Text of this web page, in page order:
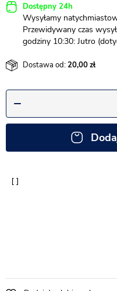
Dostępny 24h
Wysyłamy
Przewidywany czas
godziny 10:30: Jutro
Dostawa od:20,00